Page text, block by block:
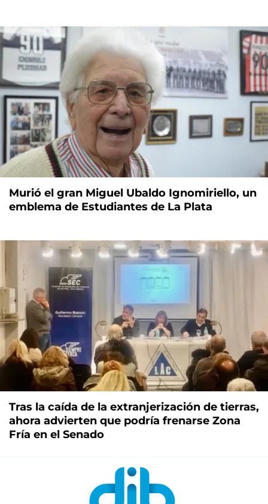
Murió el gran Miguel Ubaldo Ignomiriello, un
emblema de Estudiantes de La Plata
Tras la caída de la extranjerización de tierras,
ahora advierten que podría frenarse Zona
Fría en el Senado